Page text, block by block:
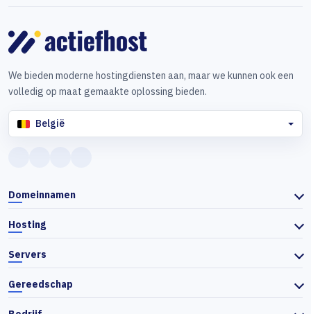
We bieden moderne hostingdiensten aan, maar we kunnen ook een
volledig op maat gemaakte oplossing bieden.
België
Domeinnamen
Hosting
Servers
Gereedschap